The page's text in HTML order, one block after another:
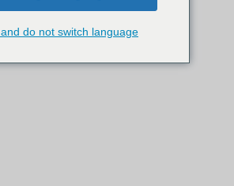
do not switch language